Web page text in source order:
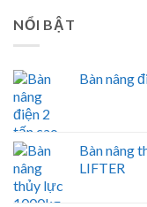
NỔI BẬT
Bàn nâng
Bàn nâng
LIFTER